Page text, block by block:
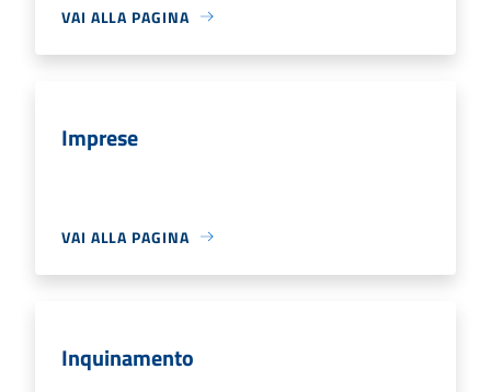
VAI ALLA PAGINA
Imprese
VAI ALLA PAGINA
Inquinamento